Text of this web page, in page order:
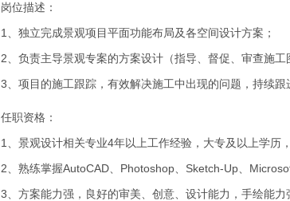
岗位描述：
1、独立完成景观项目平面功能布局及各空间设计方案；
2、负责主导景观专案的方案设计（指导、督促、审查施工
3、项目的施工跟踪，有效解决施工中出现的问题，持续跟
任职资格：
1、景观设计相关专业4年以上工作经验，大专及以上学历
2、熟练掌握AutoCAD、Photoshop、Sketch-Up、
3、方案能力强，良好的审美、创意、设计能力，手绘能力